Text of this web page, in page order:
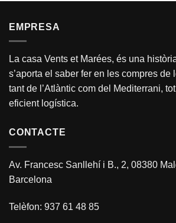
EMPRESA
La casa Vents et Marées, és una
s’aporta el saber fer en les compres de
tant de l’Atlàntic com del Mediterrani,
eficient logística.
CONTACTE
Av. Francesc Sanllehí i B., 2, 08380
Barcelona
Telèfon: 937 61 48 85